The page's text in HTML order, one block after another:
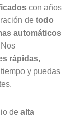
con años
de todo
automáticos
rápidas,
y puedas
de alta